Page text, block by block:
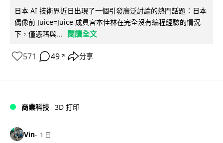
日本 AI 技術界近日出現了一個引發廣泛討論的熱門話題：日本
偶像前 Juice=Juice 成員宮本佳林在完全沒有編程經驗的情況
下，僅憑藉與...
閱讀全文
571 49 ↗ 分享
商業科技 3D 打印
Vin 1 日